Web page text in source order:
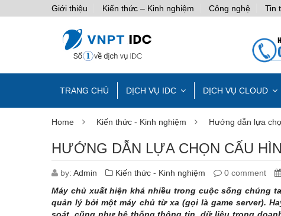
Giới thiệu Kiến thức – Kinh nghiệm Công nghệ Tin
TRANG CHỦ DỊCH VỤ IDC DỊCH VỤ CLOUD
Home Kiến thức - Kinh nghiệm Hướng dẫn lựa
HƯỚNG DẪN LỰA CHỌN CẤU
by: Admin Kiến thức - Kinh nghiệm 0 comment
Máy chủ xuất hiện khá nhiều trong cuộc sống chúng
quản lý bởi một máy chủ từ xa (gọi là game server).